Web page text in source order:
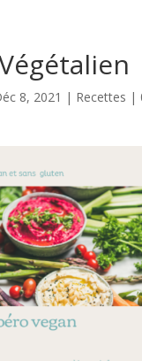
8, 2021 | Recettes |